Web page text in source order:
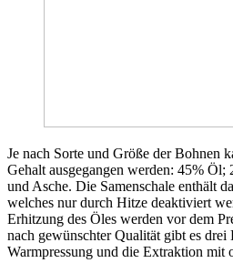
Je nach Sorte und Größe der Bohnen
Gehalt ausgegangen werden: 45% Öl;
und Asche. Die Samenschale enthält
welches nur durch Hitze deaktiviert
Erhitzung des Öles werden vor dem
nach gewünschter Qualität gibt es
Warmpressung und die Extraktion mit